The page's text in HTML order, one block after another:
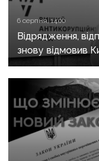
6 серпня, 14:00
Відрядження,
знову відмовив